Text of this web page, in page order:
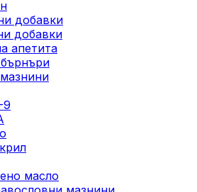
добавки
добавки
апетита
9
масло